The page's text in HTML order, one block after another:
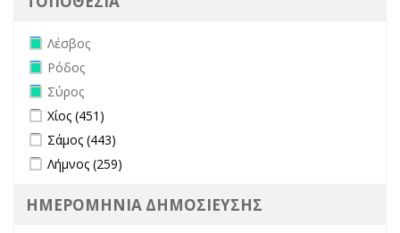
Remove Λέσβος filter
Λέσβος
Remove Ρόδος filter
Ρόδος
Remove Σύρος filter
Σύρος
Apply Χίος filter
Χίος (451)
Apply Σάμος filter
Σάμος (443)
Apply Λήμνος filter
Λήμνος (259)
ΗΜΕΡΟΜΗΝΙΑ ΔΗΜΟΣΙΕΥΣΗΣ